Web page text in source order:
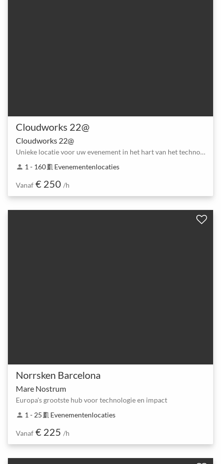
Cloudworks 22@
Cloudworks 22@
Unieke locatie voor uw evenement in het hart van het technologiedistrict van Barcelona.
person 1 - 160meeting_room Evenementenlocaties
Vanaf € 250 /h
Norrsken Barcelona
Mare Nostrum
Europa's grootste hub voor technologie en impact
person 1 - 25 meeting_room Evenementenlocaties
Vanaf € 225 /h